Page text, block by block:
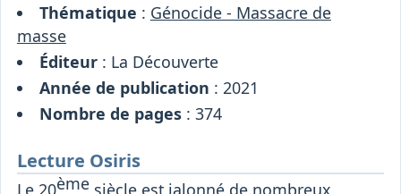
Thématique : Génocide - Massacre de
masse
Éditeur: La Découverte
Année de publication : 2021
Nombre de pages: 374
Lecture Osiris
ème